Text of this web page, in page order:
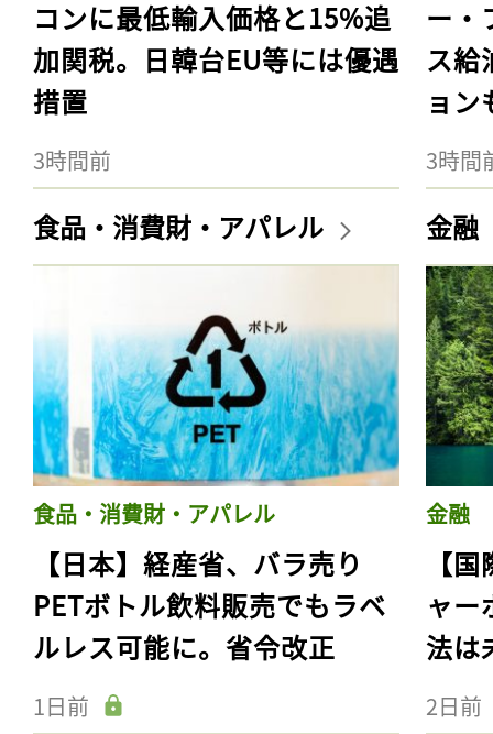
コンに最低輸入価格と15%追
加関税。日韓台EU等には優遇
措置
3時間前
ー・
ス給
ョン
3時間
食品・消費財・アパレル
食品・消費財・アパレル
【日本】経産省、バラ売り
PETボトル飲料販売でもラベ
ルレス可能に。省令改正
1日前
金融
金融
【
ャー
法は
2日前